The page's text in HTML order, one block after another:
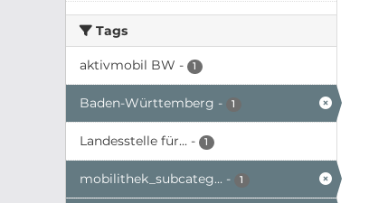
Tags
aktivmobil BW - 1
Baden-Württemberg - 1
Landesstelle für... - 1
mobilithek_subcateg... - 1